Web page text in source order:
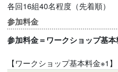
各回16組40名程度（先着順）
参加料金
参加料金＝ワークショップ基
【ワークショップ基本料金※1】